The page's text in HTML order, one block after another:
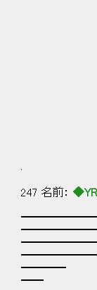
月は優
第十
247 名前：
━━━━
━━